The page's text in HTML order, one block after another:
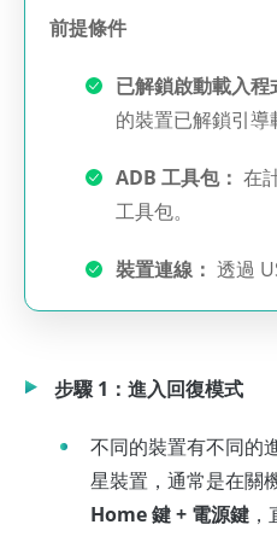
前提條件
已解鎖啟動載入程
的裝置已解鎖引導
ADB 工具包： 在
工具包。
裝置連線： 透過
步驟 1：進入回復模式
不同的裝置有不同的
星裝置，通常是在關
Home 鍵 + 電源鍵